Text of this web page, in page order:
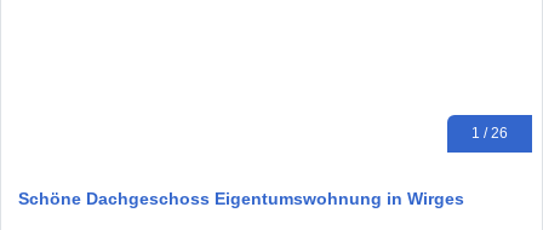
1 / 26
Schöne Dachgeschoss Eigentumswohnung in Wirges